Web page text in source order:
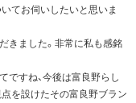
てお伺いしたいと思いま
きました。非常に私も感銘
ですね、今後は富良野らし
点を設けたその富良野ブラン